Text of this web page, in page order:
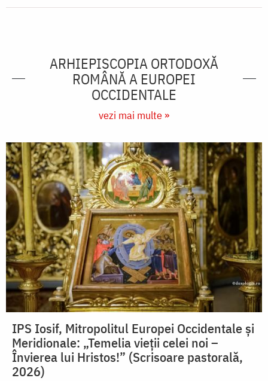
ARHIEPISCOPIA ORTODOXĂ
ROMÂNĂ A EUROPEI
OCCIDENTALE
vezi mai multe »
IPS Iosif, Mitropolitul Europei Occidentale și
Meridionale: „Temelia vieții celei noi –
Învierea lui Hristos!” (Scrisoare pastorală,
2026)